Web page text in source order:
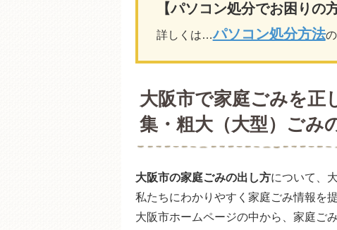
【パソコン処分でお困りの方
詳しくは…パソコン処分方法
大阪市で家庭ごみを正
集・粗大（大型）ごみ
大阪市の家庭ごみの出し方について、
私たちにわかりやすく家庭ごみ情報を
大阪市ホームページの中から、家庭ご